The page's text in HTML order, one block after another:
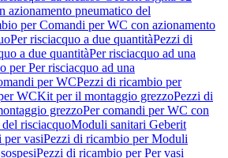
azionamento pneumatico del
per Comandi per WC con azionamento
Per risciacquo a due quantitàPezzi di
a due quantitàPer risciacquo ad una
per Per risciacquo ad una
per WCPezzi di ricambio per
WCKit per il montaggio grezzoPezzi di
grezzoPer comandi per WC con
risciacquoModuli sanitari Geberit
per vasiPezzi di ricambio per Moduli
Pezzi di ricambio per Per vasi